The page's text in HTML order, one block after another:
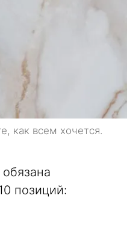
как всем хочется.
позиций: